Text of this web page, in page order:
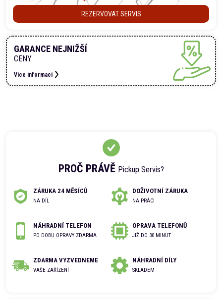
PROČ PRÁVĚ Pickup Servis?
ZÁRUKA 24 MĚSÍCŮ
NA DÍL
DOŽIVOTNÍ ZÁRUKA
NA PRÁCI
NÁHRADNÍ TELEFON
PO DOBU OPRAVY ZDARMA
OPRAVA TELEFONŮ
JIŽ DO 30 MINUT
ZDARMA VYZVEDNEME
VAŠE ZAŘÍZENÍ
NÁHRADNÍ DÍLY
SKLADEM
REZERVOVAT SERVIS
GARANCE NEJNIŽŠÍ
CENY
Více informací